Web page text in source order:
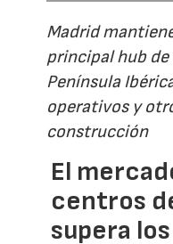
Madrid
principal hub
Península
operativos y
construcción
El
centros
supera